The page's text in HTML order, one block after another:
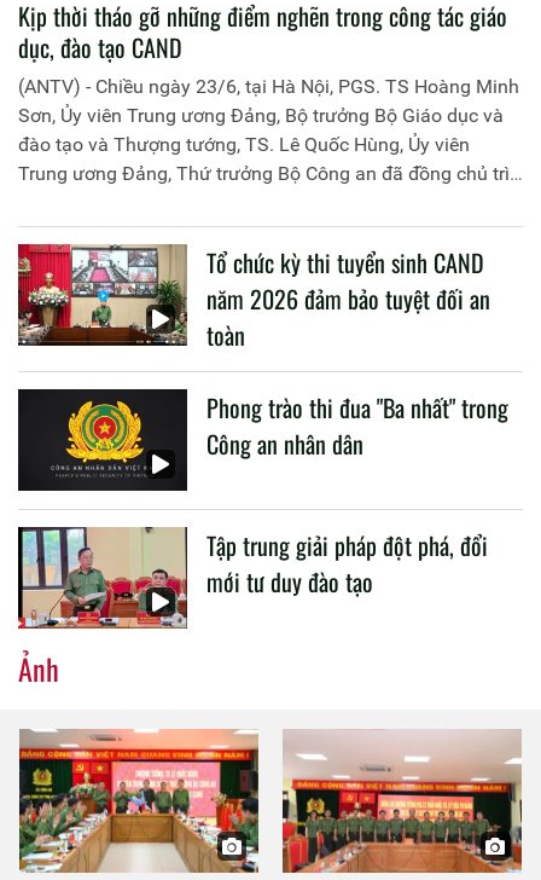
Kịp thời tháo gỡ những điểm nghẽn trong công tác giáo
dục, đào tạo CAND
(ANTV) - Chiều ngày 23/6, tại Hà Nội, PGS. TS Hoàng Minh
Sơn, Ủy viên Trung ương Đảng, Bộ trưởng Bộ Giáo dục và
đào tạo và Thượng tướng, TS. Lê Quốc Hùng, Ủy viên
Trung ương Đảng, Thứ trưởng Bộ Công an đã đồng chủ trì
liên quan đến công tác giáo dục và đào tạo của lực lượng
CAND.
Tổ chức kỳ thi tuyển sinh CAND
năm 2026 đảm bảo tuyệt đối an
toàn
Phong trào thi đua "Ba nhất" trong
Công an nhân dân
Tập trung giải pháp đột phá, đổi
mới tư duy đào tạo
Ảnh